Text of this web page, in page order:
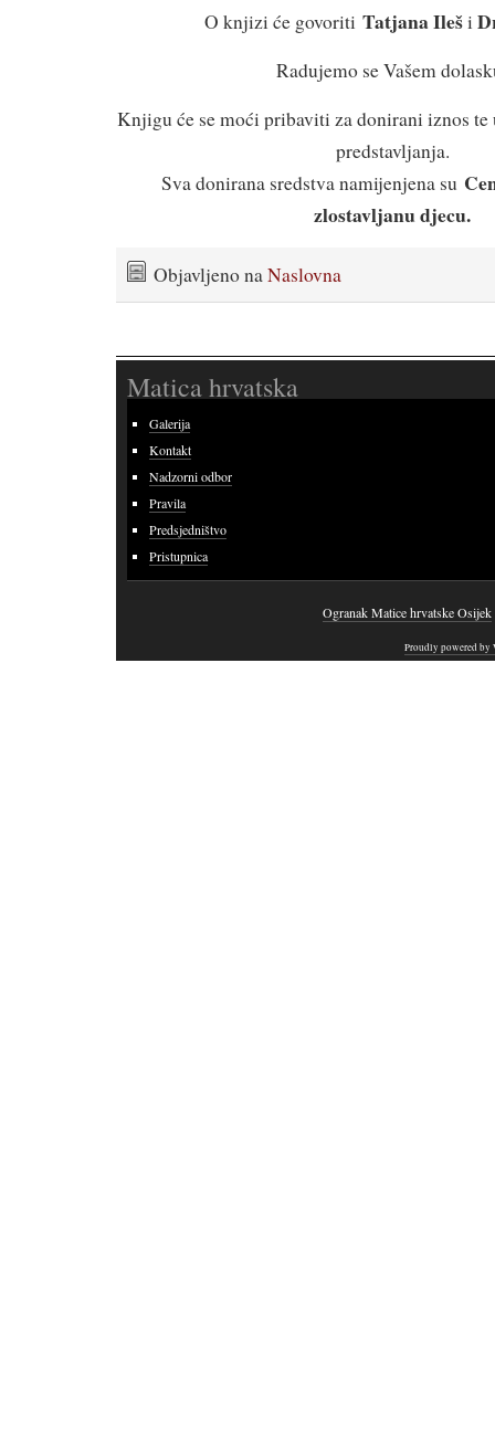
O knjizi će govoriti Tatjana Ileši
Radujemo se Vašem
Knjigu će se moći pribaviti za donirani iznos te
predstavljanja.
Sva donirana sredstva namijenjena su
zlostavljanu djecu.
Objavljeno naNaslovna
Matica hrvatska
Galerija
Kontakt
Nadzorni odbor
Pravila
Predsjedništvo
Pristupnica
Ogranak Matice hrvatske Osijek
Proudly powered by